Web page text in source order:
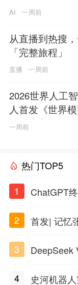
AI 一周前
从直播到热搜
「完整旅程」
直播 一周前
2026世界人工
人首发《世界
GI白皮书》
一周前
热门TOP5
1
ChatGPT
2
首发| 记忆
3
DeepSeek
4
史河机器